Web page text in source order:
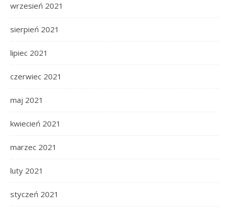
wrzesień 2021
sierpień 2021
lipiec 2021
czerwiec 2021
maj 2021
kwiecień 2021
marzec 2021
luty 2021
styczeń 2021